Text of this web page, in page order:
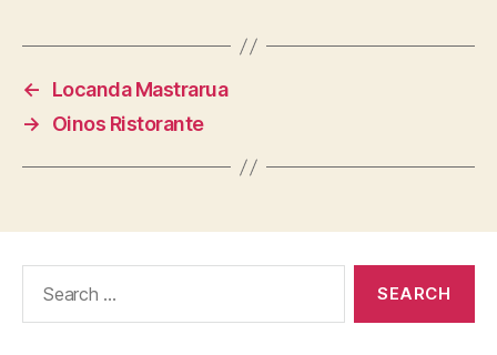
←
Locanda Mastrarua
→
Oinos Ristorante